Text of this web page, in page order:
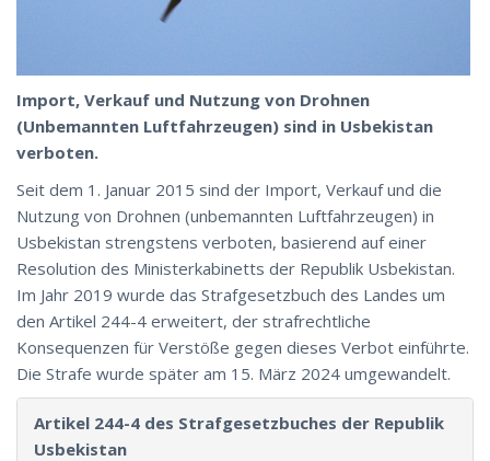
Import, Verkauf und Nutzung von Drohnen
(Unbemannten Luftfahrzeugen) sind in Usbekistan
verboten.
Seit dem 1. Januar 2015 sind der Import, Verkauf und die
Nutzung von Drohnen (unbemannten Luftfahrzeugen) in
Usbekistan strengstens verboten, basierend auf einer
Resolution des Ministerkabinetts der Republik Usbekistan.
Im Jahr 2019 wurde das Strafgesetzbuch des Landes um
den Artikel 244-4 erweitert, der strafrechtliche
Konsequenzen für Verstöße gegen dieses Verbot einführte.
Die Strafe wurde später am 15. März 2024 umgewandelt.
Artikel 244-4 des Strafgesetzbuches der Republik
Usbekistan